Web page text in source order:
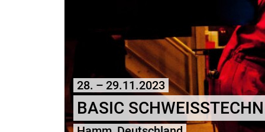
28. – 29.11.2023
BASIC